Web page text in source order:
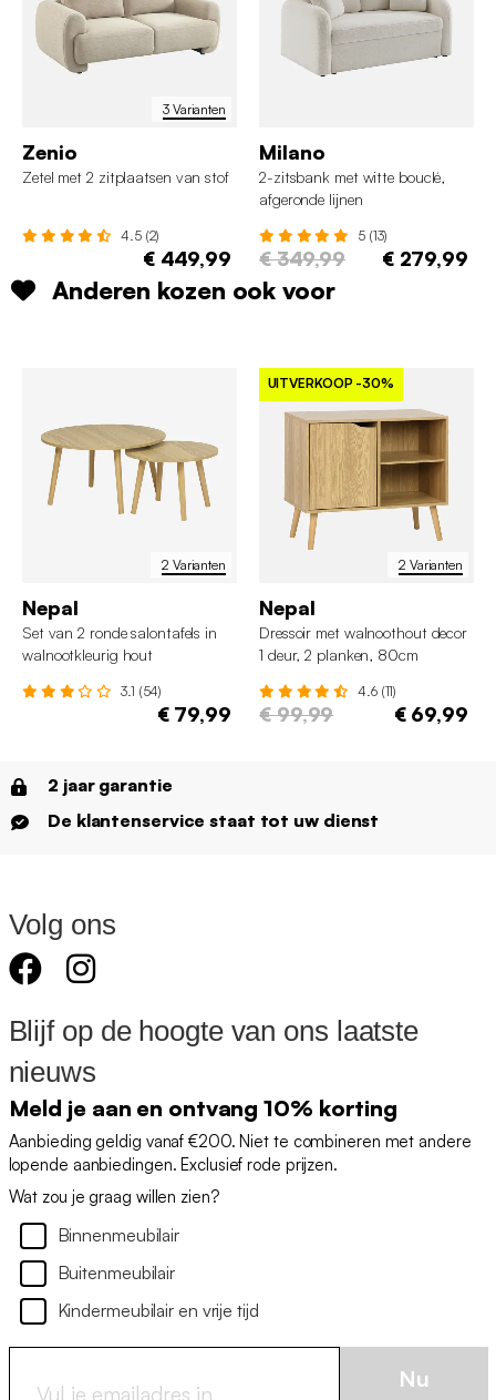
3 Varianten
Zenio
Zetel met 2 zitplaatsen van stof
4.5 (2)
€ 449,99
Milano
2-zitsbank met witte bouclé,
afgeronde lijnen
5 (13)
€ 349,99 € 279,99
Anderen kozen ook voor
2 Varianten
Nepal
Set van 2 ronde salontafels in
walnootkleurig hout
3.1 (54)
€ 79,99
2 Varianten
UITVERKOOP -30%
Nepal
Dressoir met walnoothout decor
1 deur, 2 planken, 80cm
4.6 (11)
€ 99,99 € 69,99
2 jaar garantie
De klantenservice staat tot uw dienst
Volg ons
Blijf op de hoogte van ons laatste
nieuws
Meld je aan en ontvang 10% korting
Aanbieding geldig vanaf €200. Niet te combineren met andere
lopende aanbiedingen. Exclusief rode prijzen.
Wat zou je graag willen zien?
Binnenmeubilair
Buitenmeubilair
Kindermeubilair en vrije tijd
Nu